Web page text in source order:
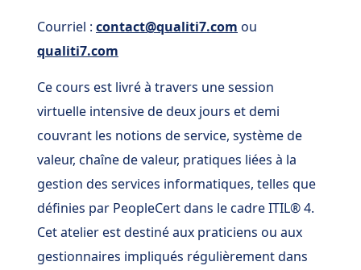
Courriel : contact@qualiti7.com ou
qualiti7.com
Ce cours est livré à travers une session
virtuelle intensive de deux jours et demi
couvrant les notions de service, système de
valeur, chaîne de valeur, pratiques liées à la
gestion des services informatiques, telles que
définies par PeopleCert dans le cadre ITIL® 4.
Cet atelier est destiné aux praticiens ou aux
gestionnaires impliqués régulièrement dans